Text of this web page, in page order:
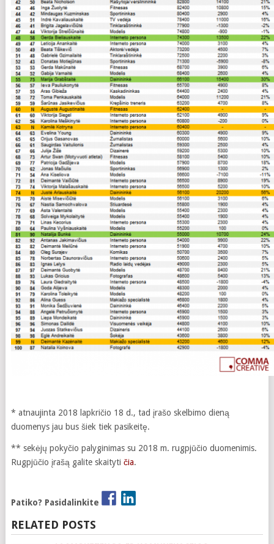
* atnaujinta 2018 lapkričio 18 d., tad įrašo skelbimo dieną
duomenys jau bus šiek tiek pasikeitę.
** sekėjų pokyčio palyginimas su 2018 m. rugpjūčio duomenimis.
Rugpjūčio įrašą galite skaityti čia.
Patiko? Pasidalinkite
RELATED POSTS